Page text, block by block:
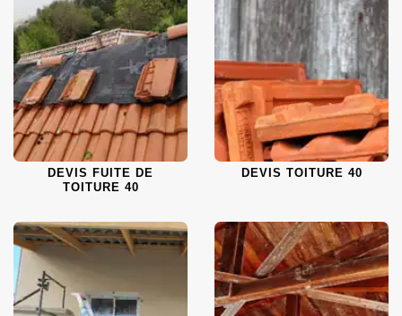
DEVIS FUITE DE
TOITURE 40
DEVIS TOITURE 40